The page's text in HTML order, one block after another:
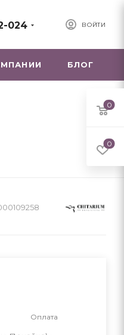
ВОЙТИ
024
БЛОГ
Оплата
0
0